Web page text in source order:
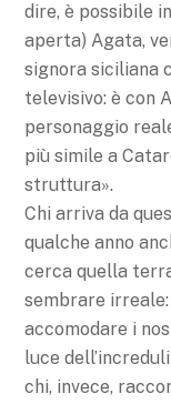
dire, è possibile
aperta) Agata,
signora siciliana
televisivo: è con
personaggio
più simile a
struttura».
Chi arriva da
qualche anno
cerca quella
sembrare
accomodare i
luce
chi, invece,